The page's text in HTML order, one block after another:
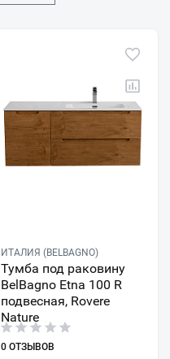
ИТАЛИЯ (BELBAGNO)
Тумба под раковину
BelBagno Etna 100 R
подвесная, Rovere
Nature
0 ОТЗЫВОВ